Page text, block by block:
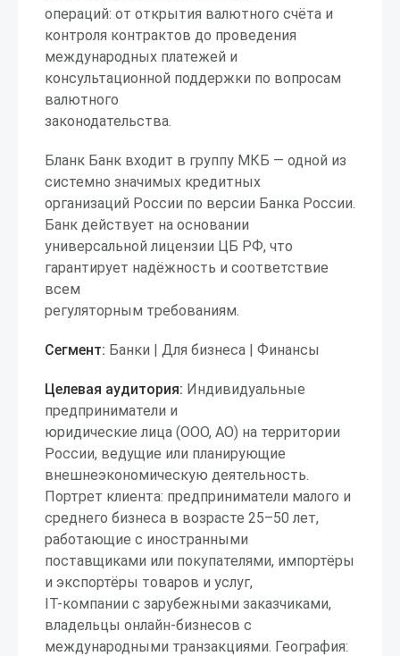
операций: от открытия валютного счёта и
контроля контрактов до проведения
международных платежей и
консультационной поддержки по вопросам
валютного
законодательства.
Бланк Банк входит в группу МКБ — одной из
системно значимых кредитных
организаций России по версии Банка России.
Банк действует на основании
универсальной лицензии ЦБ РФ, что
гарантирует надёжность и соответствие
всем
регуляторным требованиям.
Сегмент: Банки | Для бизнеса | Финансы
Целевая аудитория: Индивидуальные
предприниматели и
юридические лица (ООО, АО) на территории
России, ведущие или планирующие
внешнеэкономическую деятельность.
Портрет клиента: предприниматели малого и
среднего бизнеса в возрасте 25–50 лет,
работающие с иностранными
поставщиками или покупателями, импортёры
и экспортёры товаров и услуг,
IT-компании с зарубежными заказчиками,
владельцы онлайн-бизнесов с
международными транзакциями. География: